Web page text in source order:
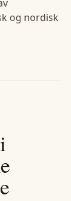
og nordisk